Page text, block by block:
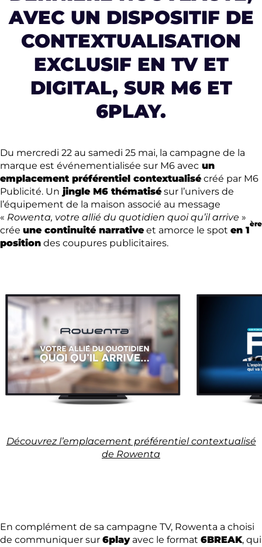
AVEC UN DISPOSITIF DE
CONTEXTUALISATION
EXCLUSIF EN TV ET
DIGITAL, SUR M6 ET
6PLAY.
Du mercredi 22 au samedi 25 mai, la campagne de la
marque est événementialisée sur M6 avec un
emplacement préférentiel contextualisé créé par M6
Publicité. Un jingle M6 thématisé sur l’univers de
l’équipement de la maison associé au message
« Rowenta, votre allié du quotidien quoi qu’il arrive »
crée une continuité narrative et amorce le spot en 1
ère
position des coupures publicitaires.
Découvrez l’emplacement préférentiel contextualisé
de Rowenta
En complément de sa campagne TV, Rowenta a choisi
de communiquer sur 6playavec le format 6BREAK, qui